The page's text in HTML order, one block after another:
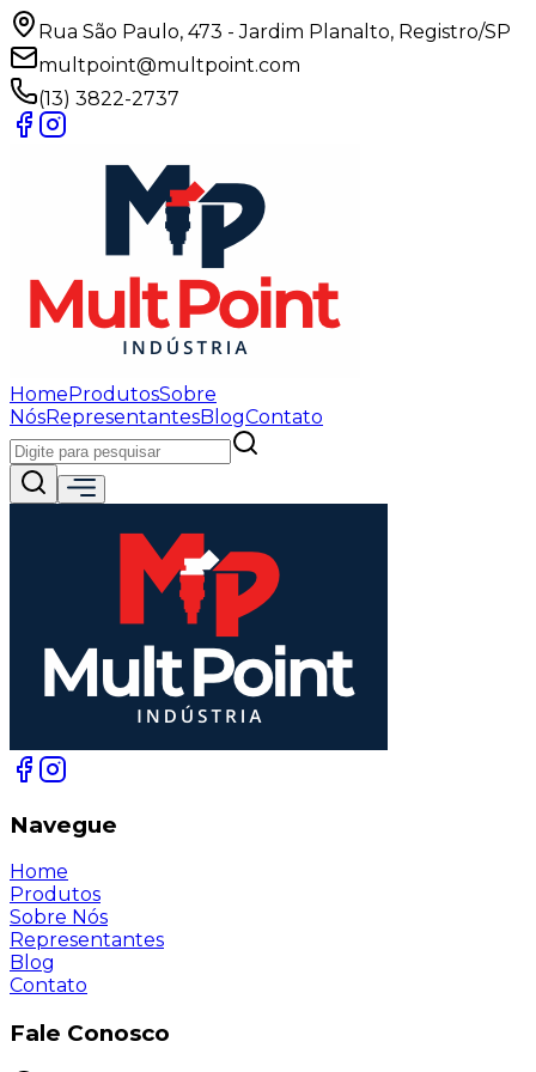
Rua São Paulo, 473 - Jardim Planalto, Registro/SP
multpoint@multpoint.com
(13) 3822-2737
HomeProdutosSobre
NósRepresentantesBlogContato
Navegue
Home
Produtos
Sobre Nós
Representantes
Blog
Contato
Fale Conosco